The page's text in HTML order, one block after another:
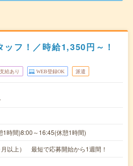
フ！／時給1,350円～！
給あり WEB登録OK 派遣
1時間)8:00～16:45(休憩1時間)
以上） 最短で応募開始から1週間！